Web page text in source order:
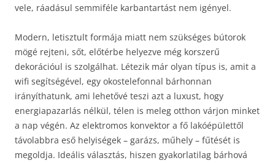
vele, ráadásul semmiféle karbantartást nem igényel.
Modern, letisztult formája miatt nem szükséges bútorok
mögé rejteni, sőt, előtérbe helyezve még korszerű
dekorációul is szolgálhat. Létezik már olyan típus is, amit a
wifi segítségével, egy okostelefonnal bárhonnan
irányíthatunk, ami lehetővé teszi azt a luxust, hogy
energiapazarlás nélkül, télen is meleg otthon várjon minket
a nap végén. Az elektromos konvektor a fő lakóépülettől
távolabbra eső helyiségek – garázs, műhely – fűtését is
megoldja. Ideális választás, hiszen gyakorlatilag bárhová